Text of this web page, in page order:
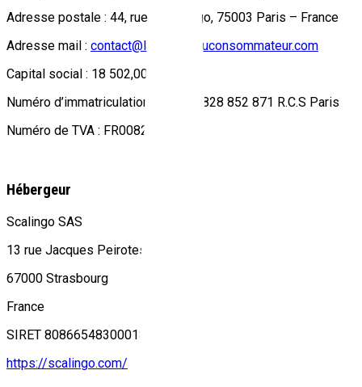
Adresse postale : 44, rue de Turbigo, 75003 Paris – France
Adresse mail : contact@lamarqueduconsommateur.com
Capital social : 18 502,00 €
Numéro d’immatriculation au RCS : 828 852 871 R.C.S Paris
Numéro de TVA : FR00828852871
Hébergeur
Scalingo SAS
13 rue Jacques Peirotes
67000 Strasbourg
France
SIRET 80866548300018
https://scalingo.com/